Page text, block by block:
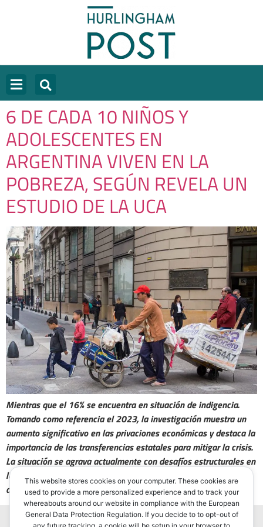
6 DE CADA 10 NIÑOS Y
ADOLESCENTES EN
ARGENTINA VIVEN EN LA
POBREZA, SEGÚN REVELA UN
ESTUDIO DE LA UCA
Mientras que el 16% se encuentra en situación de indigencia.
Tomando como referencia el 2023, la investigación muestra un
aumento significativo en las privaciones económicas y destaca la
importancia de las transferencias estatales para mitigar la crisis.
La situación se agrava actualmente con desafíos estructurales en
la economía que afectan el acceso a necesidades básicas como
alimentación, salud y educación.
This website stores cookies on your computer. These cookies are
used to provide a more personalized experience and to track your
whereabouts around our website in compliance with the European
General Data Protection Regulation. If you decide to to opt-out of